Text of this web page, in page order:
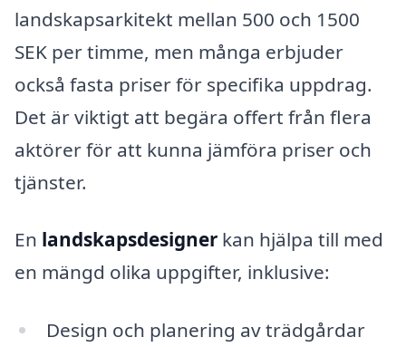
landskapsarkitekt mellan 500 och 1500
SEK per timme, men många erbjuder
också fasta priser för specifika uppdrag.
Det är viktigt att begära offert från flera
aktörer för att kunna jämföra priser och
tjänster.
En landskapsdesigner kan hjälpa till med
en mängd olika uppgifter, inklusive:
Design och planering av trädgårdar